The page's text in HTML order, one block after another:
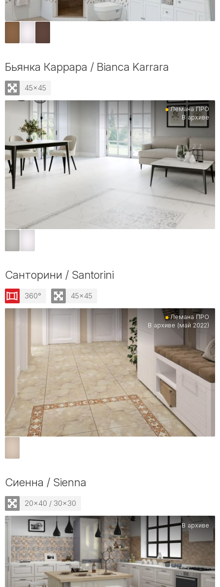
Бьянка Каррара / Bianca Karrara
45x45
Лемана ПРО
В архиве
Санторини / Santorini
360° 45x45
Лемана ПРО
В архиве (май 2022)
Сиенна / Sienna
20x40 / 30x30
В архиве